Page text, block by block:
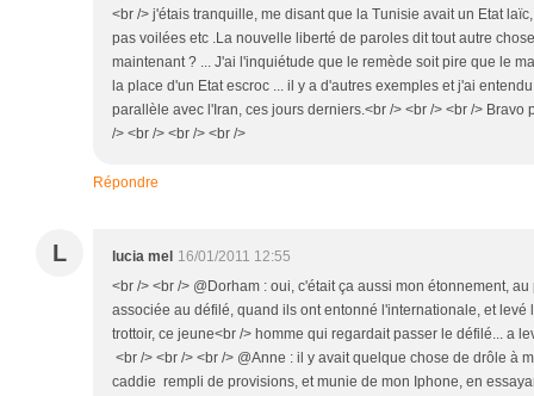
<br /> j'étais tranquille, me disant que la Tunisie avait un Etat
pas voilées etc .La nouvelle liberté de paroles dit tout autre
maintenant ? ... J'ai l'inquiétude que le remède soit pire que le
la place d'un Etat escroc ... il y a d'autres exemples et j'ai
parallèle avec l'Iran, ces jours derniers.<br /> <br /> <br /> Bravo
/> <br /> <br /> <br />
Répondre
L lucia mel 16/01/2011 12:55
<br /> <br /> @Dorham : oui, c'était ça aussi mon étonnement,
associée au défilé, quand ils ont entonné l'internationale, et levé
trottoir, ce jeune<br /> homme qui regardait passer le défilé... a
<br /> <br /> <br /> @Anne : il y avait quelque chose de drôle à
caddie rempli de provisions, et munie de mon Iphone, en